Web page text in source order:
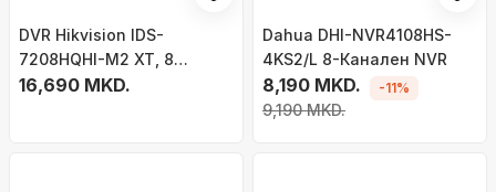
DVR Hikvision IDS-
7208HQHI-M2 XT, 8
канали 1080p, 2x SATA,
16,690 MKD.
Dahua DHI-NVR4108HS-
4KS2/L 8-Канален NVR
8,190 MKD.
9,190 MKD.
-11%